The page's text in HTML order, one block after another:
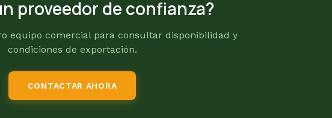
proveedor de confianza?
equipo comercial para consultar disponibilidad y
condiciones de exportación.
CONTACTAR AHORA